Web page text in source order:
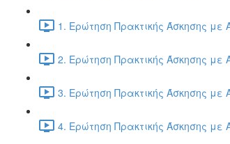
1. Ερώτηση Πρακτικής Άσκησης
2. Ερώτηση Πρακτικής Άσκησης
3. Ερώτηση Πρακτικής Άσκησης
4. Ερώτηση Πρακτικής Άσκησης